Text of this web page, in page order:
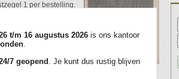
Vergroot
1 per bestelling.
plastic
kaarten!
t/m 16 augustus 2026is ons kantoor
.
7 geopend . Je kunt dus rustig blijven